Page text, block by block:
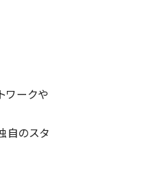
ワークや
自のスタ